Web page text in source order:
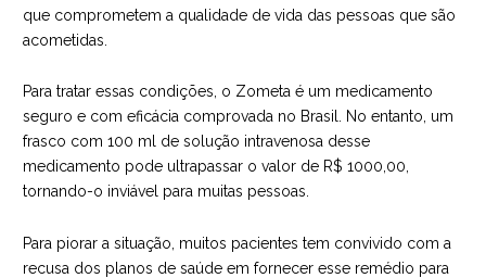
que comprometem a qualidade de vida das pessoas que são
acometidas.
Para tratar essas condições, o Zometa é um medicamento
seguro e com eficácia comprovada no Brasil. No entanto, um
frasco com 100 ml de solução intravenosa desse
medicamento pode ultrapassar o valor de R$ 1000,00,
tornando-o inviável para muitas pessoas.
Para piorar a situação, muitos pacientes tem convivido com a
recusa dos planos de saúde em fornecer esse remédio para